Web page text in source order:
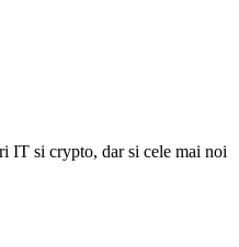
IT si crypto, dar si cele mai noi